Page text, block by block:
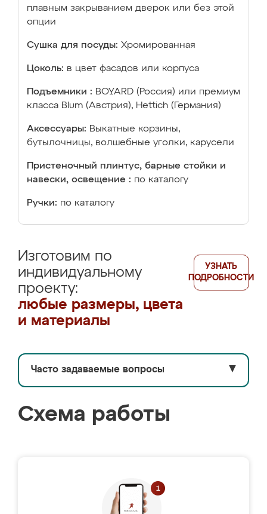
плавным закрыванием дверок или без этой
опции
Сушка для посуды: Хромированная
Цоколь: в цвет фасадов или корпуса
Подъемники : BOYARD (Россия) или премиум
класса Blum (Австрия), Hettich (Германия)
Аксессуары: Выкатные корзины,
бутылочницы, волшебные уголки, карусели
Пристеночный плинтус, барные стойки и
навески, освещение : по каталогу
Ручки: по каталогу
Изготовим по
индивидуальному
проекту:
любые размеры, цвета
и материалы
УЗНАТЬ
ПОДРОБНОСТИ
Часто задаваемые вопросы ▼
Схема работы